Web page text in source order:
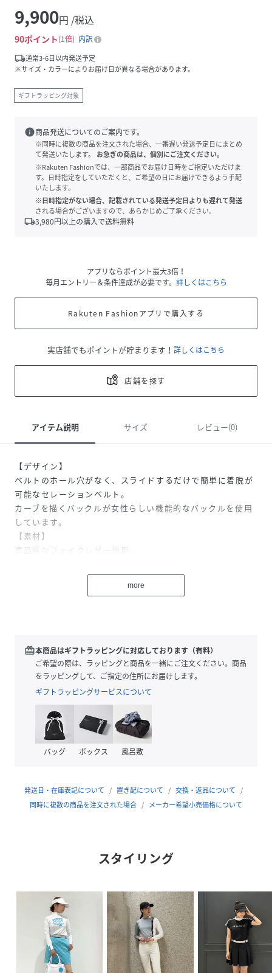
9,900円 /税込
90ポイント 1倍
内訳
local_shipping通常3-6日以内発送予定
※サイズ・カラーによりお届け日が異なる場合があります。
ギフトラッピング対象
info商品発送についてのご案内です。
※同時に複数の商品を注文された場合、一番遅い発送予定日にまとめ
て発送いたします。
お急ぎの商品は、個別にご注文ください。
※Rakuten Fashionでは、一部商品でお届け日時をご指定いただけま
す。日時指定をしていただくと、ご希望の日にお届けできるよう手配
いたします。
※日時指定がない場合、記載されている発送予定日よりも遅れて発送
される場合がございますので、あらかじめご了承ください。
local_shipping3,980円以上の購入で送料無料
アプリならポイント最大3倍！
毎月エントリー＆条件達成が必要です。 詳しくはこちら
Rakuten Fashionアプリで購入する
実店舗でもポイントが貯まります！ 詳しくはこちら
店舗を探す
アイテム説明 サイズ レビュー(0)
【デザイン】
ベルトのホール穴がなく、スライドするだけで簡単に着脱が
可能なセレーションベルト。
カーブを描くバックルが女性らしい機能的なバックルを使用
しています。
【素材】
高品質なフェイクレザー使用。
※こちらの商品はERW34000の追加品番となり、同じ商品で
す。予めご了承ください。
※画像の商品はサンプルです。実際の商品とは仕様・加工・
サイズ・素材が若干異なる場合がございます。
JUN&ROPE’(ジュンアンドロペ)
2つのゴルフコース「ジュンクラシックカントリークラブ」
「ロペ倶楽部」を有するJUNがお届けするゴルフウェアブラ
ンド。
原産国
ブラック（01）：中国｜ホワイト（10）：中国
ト（10）：（帯部分） 合成皮革｜シルバー
（93）：（帯部分） 合成皮革
サイズ F
NK5934_ERW34001
ERW34001-01-099 NK5934)
more
redeem本商品はギフトラッピングに対応しております（有料）
ご希望の際は、ラッピングと商品を一緒にご注文ください。商品
をラッピングして、ご指定の住所にお届けします。
ギフトラッピングサービスについて
バッグ ボックス 風呂敷
発送日・在庫表記について 置き配について
交換・返品について
同時に複数の商品を注文された場合
メーカー希望小売価格について
スタイリング